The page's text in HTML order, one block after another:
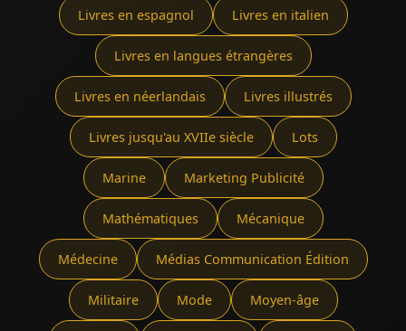
Livres en espagnol Livres en italien
Livres en langues étrangères
Livres en néerlandais Livres illustrés
Livres jusqu'au XVIIe siècle Lots
Marine Marketing Publicité
Mathématiques Mécanique
Médecine Médias Communication Édition
Militaire Mode Moyen-âge